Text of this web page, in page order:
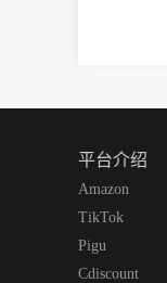
平台介绍
Amazon
TikTok
Pigu
Cdiscount